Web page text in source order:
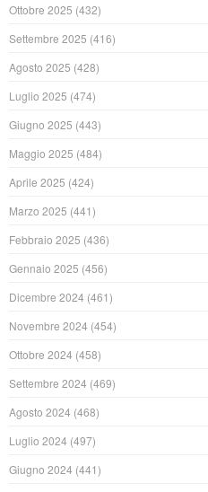
Ottobre 2025 (432)
Settembre 2025 (416)
Agosto 2025 (428)
Luglio 2025 (474)
Giugno 2025 (443)
Maggio 2025 (484)
Aprile 2025 (424)
Marzo 2025 (441)
Febbraio 2025 (436)
Gennaio 2025 (456)
Dicembre 2024 (461)
Novembre 2024 (454)
Ottobre 2024 (458)
Settembre 2024 (469)
Agosto 2024 (468)
Luglio 2024 (497)
Giugno 2024 (441)